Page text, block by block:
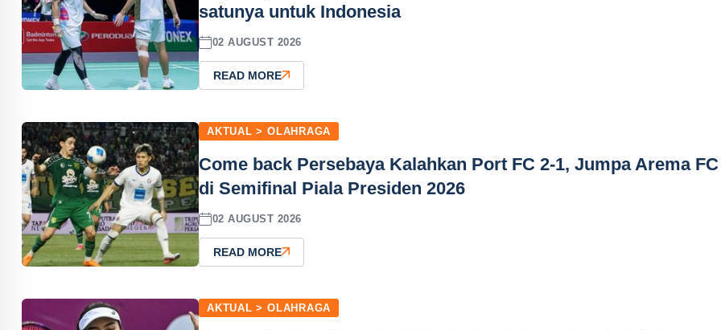
satunya untuk Indonesia
02 AUGUST 2026
READ MORE
AKTUAL > OLAHRAGA
Come back Persebaya Kalahkan Port FC 2-1, Jumpa Arema FC
di Semifinal Piala Presiden 2026
02 AUGUST 2026
READ MORE
AKTUAL > OLAHRAGA